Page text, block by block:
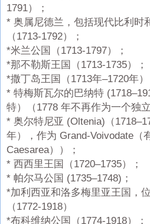
1791）；
* 奥属尼德兰，包括现代比利时
（1713-1792）；
*米兰公国（1713-1797）；
*那不勒斯王国（1713-1735）；
*撒丁岛王国（1713年–1720年）
* 特梅斯瓦尔的巴纳特
特）（1778 年不再作为一个独
* 奥尔特尼亚 (Oltenia)（
年），作为 Grand-Voivodate（
Caesarea））；
* 西西里王国（1720–1735）；
* 帕尔马公国 (1735–1748)；
*加利西亚和洛多梅里亚王国，
（1772-1918）
*布科维纳公国（1774-1918）；